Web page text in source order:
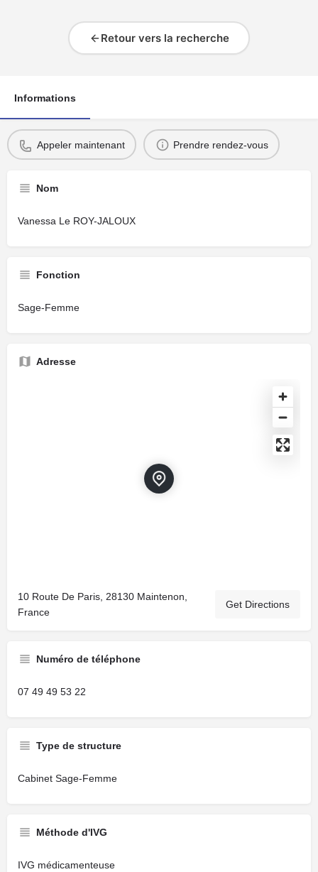
Retour vers la recherche
Informations
Appeler maintenant Prendre rendez-vous
Nom
Vanessa Le ROY-JALOUX
Fonction
Sage-Femme
Adresse
10 Route De Paris, 28130 Maintenon,
France
Get Directions
Numéro de téléphone
07 49 49 53 22
Type de structure
Cabinet Sage-Femme
Méthode d'IVG
IVG médicamenteuse